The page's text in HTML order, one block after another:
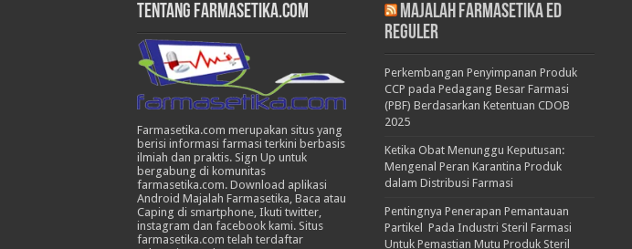
Tentang Farmasetika.com
Farmasetika.com merupakan situs yang
berisi informasi farmasi terkini berbasis
ilmiah dan praktis. Sign Up untuk
bergabung di komunitas
farmasetika.com. Download aplikasi
Android Majalah Farmasetika, Baca atau
Caping di smartphone, Ikuti twitter,
instagram dan facebook kami. Situs
farmasetika.com telah terdaftar
Majalah Farmasetika Ed
Reguler
Perkembangan Penyimpanan Produk
CCP pada Pedagang Besar Farmasi
(PBF) Berdasarkan Ketentuan CDOB
2025
Ketika Obat Menunggu Keputusan:
Mengenal Peran Karantina Produk
dalam Distribusi Farmasi
Pentingnya Penerapan Pemantauan
Partikel Pada Industri Steril Farmasi
Untuk Pemastian Mutu Produk Steril